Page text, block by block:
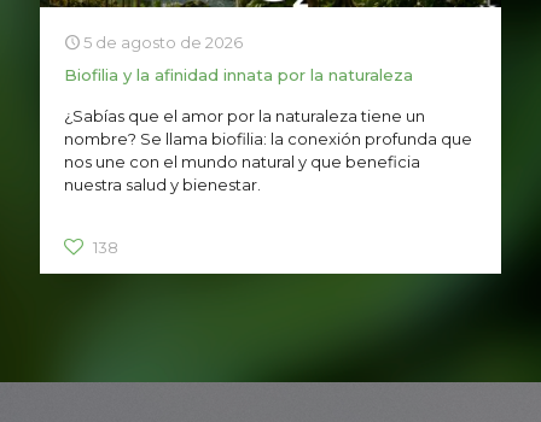
5 de agosto de 2026
Biofilia y la afinidad innata por la naturaleza
¿Sabías que el amor por la naturaleza tiene un
nombre? Se llama biofilia: la conexión profunda que
nos une con el mundo natural y que beneficia
nuestra salud y bienestar.
138